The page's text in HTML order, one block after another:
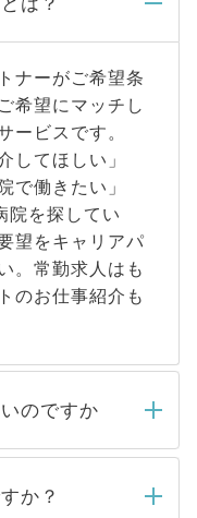
ナーがご希望条
希望にマッチし
ービスです。
してほしい」
で働きたい」
院を探してい
望をキャリアパ
。常勤求人はも
のお仕事紹介も
のですか
弊社担当者がご
メールもしくは
か？